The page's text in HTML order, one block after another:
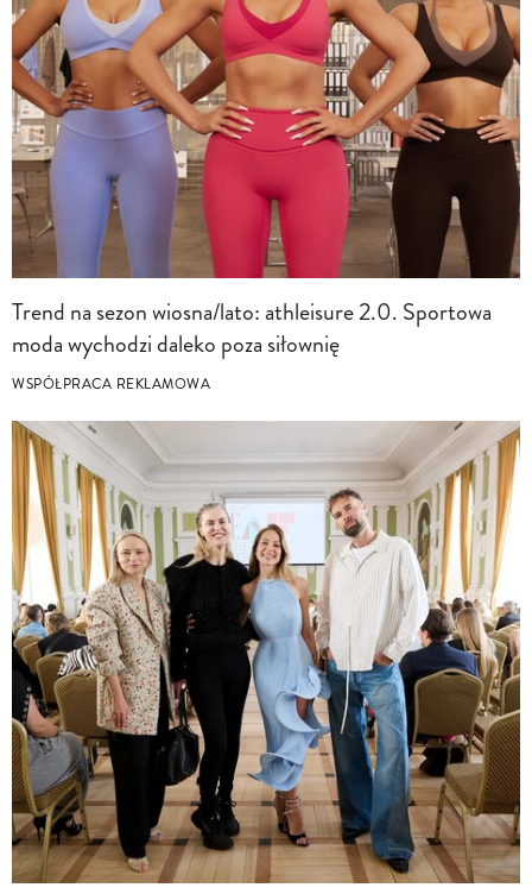
Trend na sezon wiosna/lato: athleisure 2.0. Sportowa
moda wychodzi daleko poza siłownię
WSPÓŁPRACA REKLAMOWA